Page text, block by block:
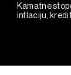
Kamatne
inflaciju,